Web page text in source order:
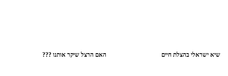
שיא ישראלי בהצלת חיים האם הרצל שיקר אותנו ???